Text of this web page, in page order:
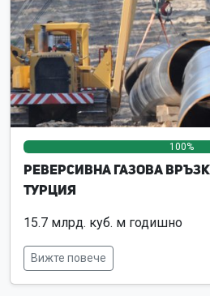
100%
Реверсивна Газова
Турция
15.7 млрд. куб. м годишно
Вижте повече